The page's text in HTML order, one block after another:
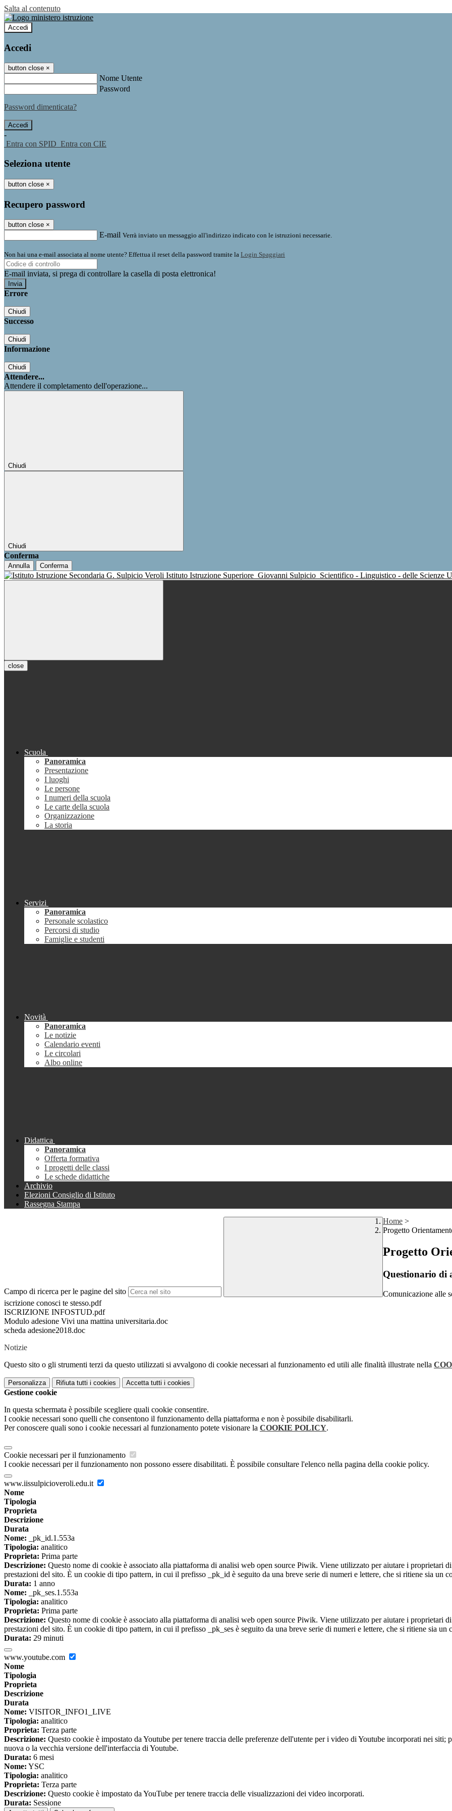
Salta al contenuto
Accedi
Accedi
button close ×
Nome Utente
Password
Password dimenticata?
-
Entra con SPID Entra con CIE
Seleziona utente
button close ×
Recupero password
button close ×
E-mail Verrà inviato un messaggio all'indirizzo indicato con le istruzioni necessarie.
Non hai una e-mail associata al nome utente? Effettua il reset della password tramite la Login Spaggiari
E-mail inviata, si prega di controllare la casella di posta elettronica!
Errore
Chiudi
Successo
Chiudi
Informazione
Chiudi
Attendere...
Attendere il completamento dell'operazione...
Chiudi
Chiudi
Conferma
Annulla Conferma
Istituto Istruzione Superiore Giovanni Sulpicio Scientifico - Linguistico - delle Scienze
close
Scuola
Panoramica
Presentazione
I luoghi
Le persone
I numeri della scuola
Le carte della scuola
Organizzazione
La storia
Servizi
Panoramica
Personale scolastico
Percorsi di studio
Famiglie e studenti
Novità
Panoramica
Le notizie
Calendario eventi
Le circolari
Albo online
Didattica
Panoramica
Offerta formativa
I progetti delle classi
Le schede didattiche
Archivio
Elezioni Consiglio di Istituto
Rassegna Stampa
Campo di ricerca per le pagine del sito
Home >
Progetto
Progetto
Questionario di
Comunicazione alle
iscrizione conosci te stesso.pdf
ISCRIZIONE INFOSTUD.pdf
Modulo adesione Vivi una mattina universitaria.doc
scheda adesione2018.doc
Notizie
Questo sito o gli strumenti terzi da questo utilizzati si avvalgono di cookie necessari al funzionamento ed utili alle finalità illustrate nella
Personalizza Rifiuta tutti i cookies Accetta tutti i cookies
Gestione cookie
In questa schermata è possibile scegliere quali cookie consentire.
I cookie necessari sono quelli che consentono il funzionamento della piattaforma e non è possibile disabilitarli.
Per conoscere quali sono i cookie necessari al funzionamento potete visionare la COOKIE POLICY.
Cookie necessari per il funzionamento
I cookie necessari per il funzionamento non possono essere disabilitati. È possibile consultare l'elenco nella pagina della cookie policy.
www.iissulpicioveroli.edu.it
Nome
Tipologia
Proprieta
Descrizione
Durata
Nome: _pk_id.1.553a
Tipologia: analitico
Proprieta: Prima parte
Descrizione: Questo nome di cookie è associato alla piattaforma di analisi web open source Piwik. Viene utilizzato per aiutare i proprietari
prestazioni del sito. È un cookie di tipo pattern, in cui il prefisso _pk_id è seguito da una breve serie di numeri e lettere, che si ritiene sia un
Durata: 1 anno
Nome: _pk_ses.1.553a
Tipologia: analitico
Proprieta: Prima parte
Descrizione: Questo nome di cookie è associato alla piattaforma di analisi web open source Piwik. Viene utilizzato per aiutare i proprietari
prestazioni del sito. È un cookie di tipo pattern, in cui il prefisso _pk_ses è seguito da una breve serie di numeri e lettere, che si ritiene sia
Durata: 29 minuti
www.youtube.com
Nome
Tipologia
Proprieta
Descrizione
Durata
Nome: VISITOR_INFO1_LIVE
Tipologia: analitico
Proprieta: Terza parte
Descrizione: Questo cookie è impostato da Youtube per tenere traccia delle preferenze dell'utente per i video di Youtube incorporati nei
nuova o la vecchia versione dell'interfaccia di Youtube.
Durata: 6 mesi
Nome: YSC
Tipologia: analitico
Proprieta: Terza parte
Descrizione: Questo cookie è impostato da YouTube per tenere traccia delle visualizzazioni dei video incorporati.
Durata: Sessione